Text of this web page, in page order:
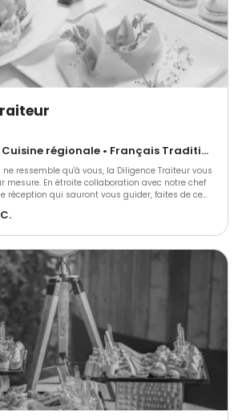
Gastronomique • Cuisine régionale • Français Traditionnel
ressemble qu'à vous, la Diligence Traiteur vous
mesure. En étroite collaboration avec notre chef
réception qui sauront vous guider, faites de ce
Rendez vous sur notre site pour découvrir tous